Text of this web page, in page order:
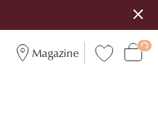
Magazine